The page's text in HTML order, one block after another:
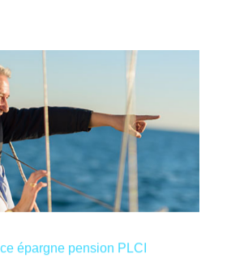
épargne pension PLCI
épargne pension PLCI
pension dès à présent. Jeune
confirmé, vous savez
nécessaire de constituer une
retraite. Déductible fiscalement,
vous permet de réduire votre
d’un abattement fiscal très